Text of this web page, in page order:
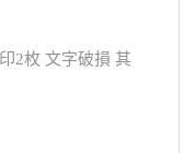
2枚 文字破損 其